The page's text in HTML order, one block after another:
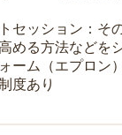
トセッション：
める方法などを
ーム（エプロン
度あり